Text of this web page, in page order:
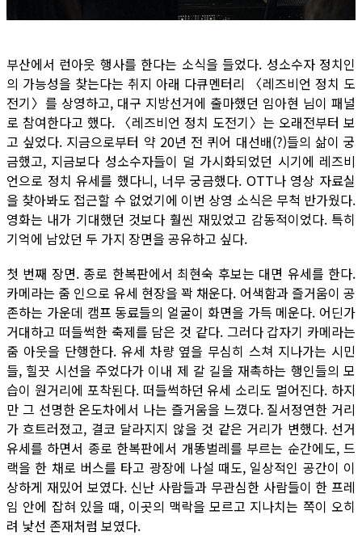
부산에서 런아웃 행사를 한다는 소식을 들었다. 성소수자 정치인
의 가능성을 찾는다는 취지 아래 다큐멘터리 〈레즈비언 정치 도
전기〉를 상영하고, 대구 지방선거에 출마했던 임아현 님이 패널
로 참여한다고 했다. 〈레즈비언 정치 도전기〉는 오래전부터 보
고 싶었다. 지금으로부터 약 20년 전 퀴어 대선배(?)들의 삶이 궁
금했고, 지금보다 성소수자들이 덜 가시화되었던 시기에 레즈비
언으로 정치 유세를 했다니, 너무 궁금했다. OTT나 영상 자료실
을 찾아봐도 접근할 수 없었기에 이번 상영 소식은 무척 반가웠다.
영화는 내가 기대했던 것보다 훨씬 재밌었고 감동적이었다. 특히
기억에 남았던 두 가지 장면을 공유하고 싶다.
첫 번째 장면. 종로 한복판에서 최현숙 후보는 대면 유세를 한다.
카메라는 줌 인으로 유세 현장을 꽉 채운다. 어색함과 즐거움이 공
존하는 가운데 캠프 동료들의 얼굴이 화면을 가득 메운다. 어딘가
거대하고 떠들썩한 축제를 담은 것 같다. 그러다 갑자기 카메라는
줌 아웃을 단행한다. 유세 차량 옆을 무심히 스쳐 지나가는 시민
들, 힐끗 시선을 주었다가 이내 제 갈 길을 재촉하는 행인들의 모
습이 원거리에 포착된다. 떠들썩하던 유세 소리도 멀어진다. 하지
만 그 선명한 온도차에서 나는 즐거움을 느꼈다. 질서정연한 거리
가 흐트러졌고, 결코 달라지지 않을 것 같은 거리가 변했다. 선거
유세를 하면서 종로 한복판에서 개똥벌레를 부르는 순간에도, 드
랙을 한 채로 버스를 타고 광장에 나설 때도, 일상적인 공간이 이
상하게 재밌어 보였다. 신난 사람들과 무관심한 사람들이 한 프레
임 안에 잡혀 있을 때, 이곳의 맥락을 모르고 지나치는 쪽이 오히
려 낯선 존재처럼 보였다.